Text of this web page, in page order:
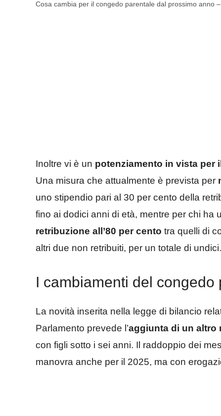
Cosa cambia per il congedo parentale dal prossimo anno
Inoltre vi è un potenziamento in vista per
Una misura che attualmente è prevista per
uno stipendio pari al 30 per cento della
fino ai dodici anni di età, mentre per chi ha
retribuzione all’80 per cento tra quelli di
altri due non retribuiti, per un totale di undici.
I cambiamenti del
La novità inserita nella legge di bilancio
Parlamento prevede l’aggiunta di un altro
con figli sotto i sei anni. Il raddoppio dei
manovra anche per il 2025, ma con